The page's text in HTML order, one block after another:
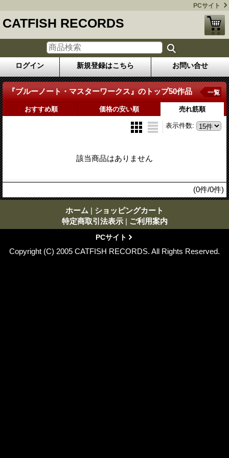
PCサイト
CATFISH RECORDS
ログイン 新規登録はこちら お問い合せ
『ブルーノート・マスターワークス』のトップ50作品 一覧
おすすめ順 価格の安い順 売れ筋順
表示件数:
該当商品はありません
(0件/0件)
ホーム | ショッピングカート
特定商取引法表示 | ご利用案内
PCサイト
Copyright (C) 2005 CATFISH RECORDS. All Rights Reserved.